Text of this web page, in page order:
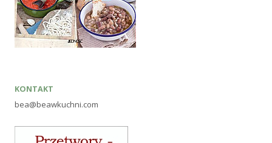
KONTAKT
bea@beawkuchni.com